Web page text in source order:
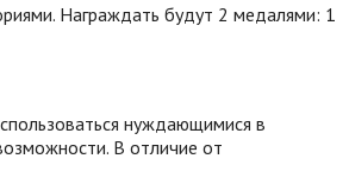
Награждать будут 2 медалями: 1
нуждающимися в
В отличие от